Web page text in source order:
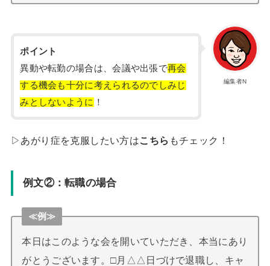
編集者N
ポイント
異動や転勤の場合は、会議や出張で再会
する機会も十分に考えられるのでしみじ
みとしないように ！
▷あがり症を克服したい方はこちら もチェック！
例文②：転職の場合
≪例≫
本日はこのような会を開いていただき、本当にあり
がとうございます。□月△△日づけで退職し、キャ